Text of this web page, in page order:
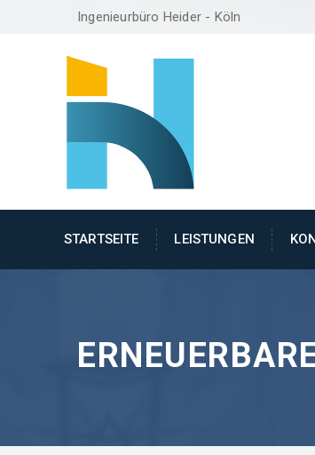
Ingenieurbüro Heider - Köln
STARTSEITE LEISTUNGEN